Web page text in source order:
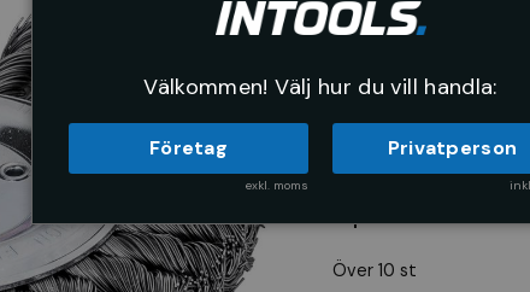
Artikelnr:79750115
Köp
Över 10 st
Välkommen! Välj hur du vill handla:
Företag
exkl. moms
Privatperson